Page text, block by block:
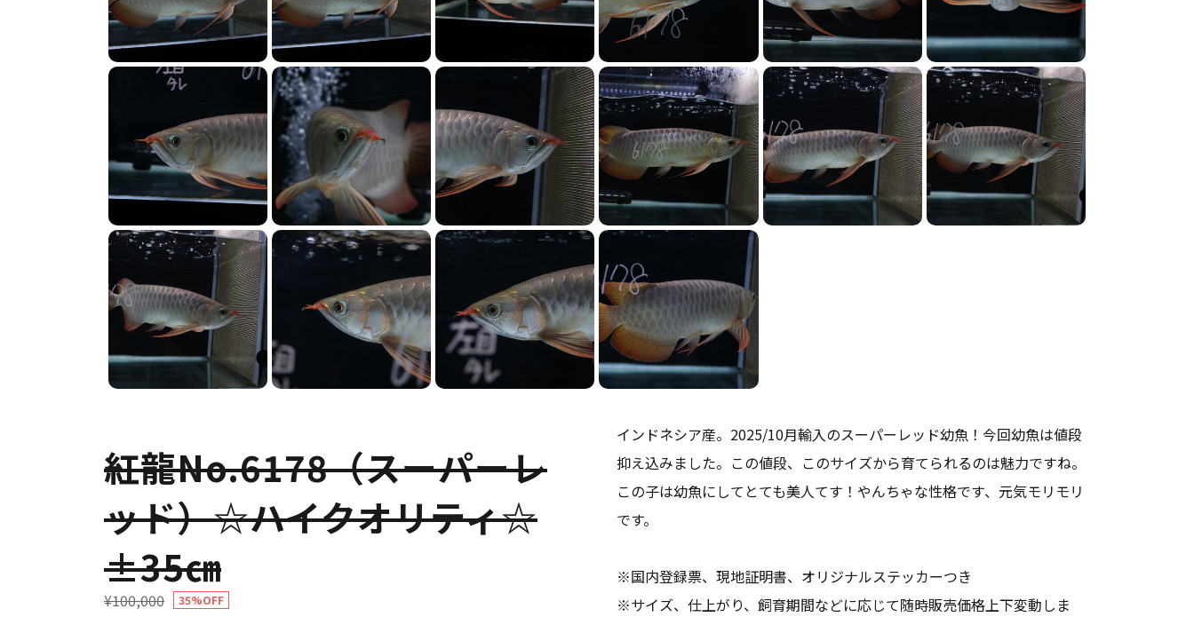
紅龍No.6178（スーパーレ
ッド）☆ハイクオリティ☆
±35㎝
¥100,000 35%OFF
インドネシア産。2025/10月輸入のスーパーレッド幼魚！今回幼魚は値段
抑え込みました。この値段、このサイズから育てられるのは魅力ですね。
この子は幼魚にしてとても美人てす！やんちゃな性格です、元気モリモリ
です。
※国内登録票、現地証明書、オリジナルステッカーつき
※サイズ、仕上がり、飼育期間などに応じて随時販売価格上下変動しま